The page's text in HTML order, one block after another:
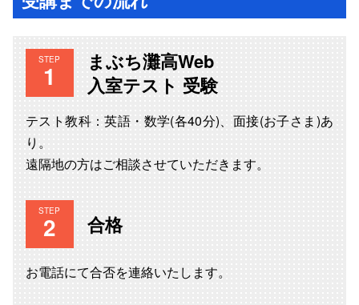
STEP
まぶち灘高Web
入室テスト 受験
テスト教科：英語・数学(各40分)、面接(お子さま)あ
り。
遠隔地の方はご相談させていただきます。
STEP
合格
お電話にて合否を連絡いたします。